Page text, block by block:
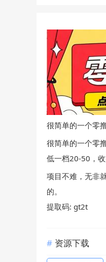
很简单的一个零
很简单的一个零
低一档20-50，
项目不难，无非
的。
提取码: gt2t
资源下载